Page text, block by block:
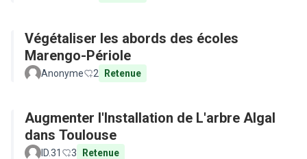
Végétaliser les abords des écoles
Marengo-Périole
Anonyme 2 Retenue
Augmenter l'Installation de L'arbre Algal
dans Toulouse
ID.31 3 Retenue